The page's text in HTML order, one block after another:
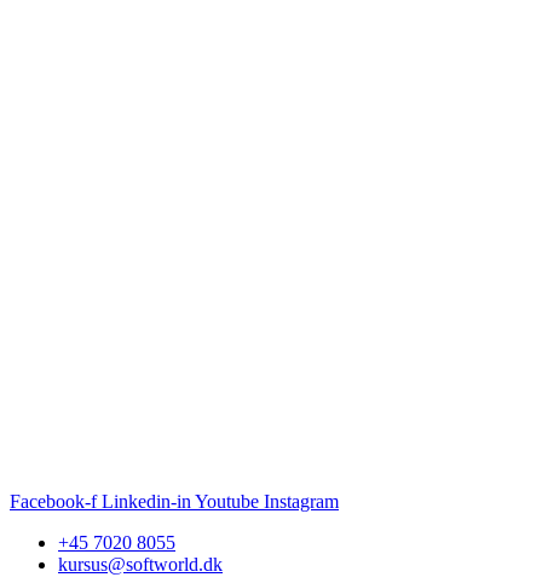
Facebook-f Linkedin-in Youtube Instagram
+45 7020 8055
kursus@softworld.dk